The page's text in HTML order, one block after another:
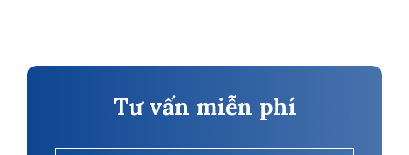
Tư vấn miễn phí